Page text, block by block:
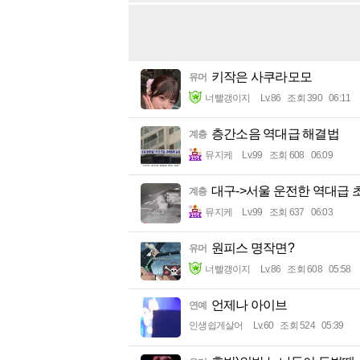
유머 키작은 사쿠라모모
너빨갱이지 Lv.86 조회 390 06:11
계층 층간소음 역대급 해결법
뮤지케 Lv.99 조회 608 06:09
계층 대구->서울 운전한 역대급
뮤지케 Lv.99 조회 637 06:03
유머 원피스 명작면?
너빨갱이지 Lv.86 조회 608 05:58
연예 언제나 아이브
인생쉽게살어 Lv.60 조회 524 05:39